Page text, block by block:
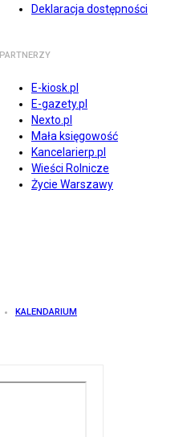
Deklaracja dostępności
PARTNERZY
E-kiosk.pl
E-gazety.pl
Nexto.pl
Mała księgowość
Kancelarierp.pl
Wieści Rolnicze
Życie Warszawy
KALENDARIUM